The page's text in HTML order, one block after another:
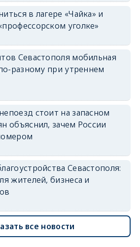
в лагере «Чайка» и
уголке»
Севастополя мобильная
разному при утреннем
стоит на запасном
объяснил, зачем России
Севастополя:
жителей, бизнеса и
все новости